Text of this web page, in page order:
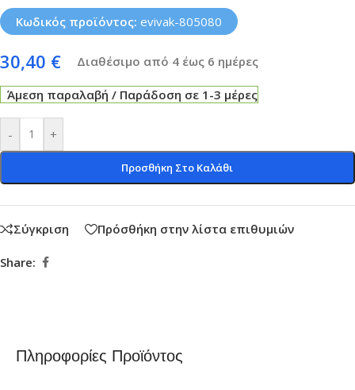
Κωδικός προϊόντος: evivak-805080
30,40 € Διαθέσιμο από 4 έως 6 ημέρες
Άμεση παραλαβή / Παράδοση σε 1-3 μέρες
- +
Προσθήκη Στο Καλάθι
Σύγκριση Πρόσθήκη στην λίστα επιθυμιών
Share:
Πληροφορίες Προϊόντος